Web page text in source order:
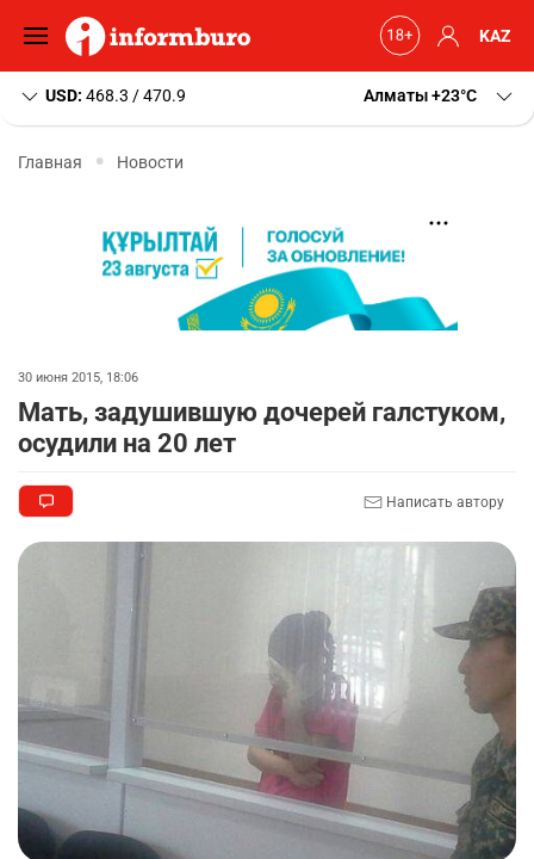
KAZ
USD: 468.3 / 470.9 Алматы+23 C
Главная Новости
30 июня 2015, 18:06
Мать, задушившую дочерей галстуком,
осудили на 20 лет
Написать автору